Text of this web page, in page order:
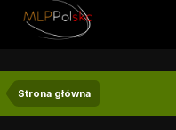
Strona główna